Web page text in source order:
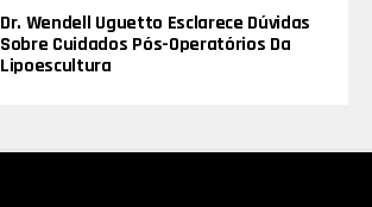
Dr. Wendell Uguetto Esclarece Dúvidas
Sobre Cuidados Pós-Operatórios Da
Lipoescultura